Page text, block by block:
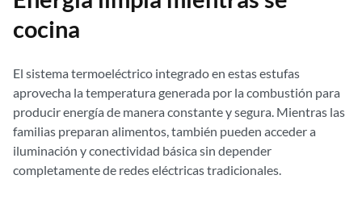
cocina
El sistema termoeléctrico integrado en estas estufas
aprovecha la temperatura generada por la combustión para
producir energía de manera constante y segura. Mientras las
familias preparan alimentos, también pueden acceder a
iluminación y conectividad básica sin depender
completamente de redes eléctricas tradicionales.